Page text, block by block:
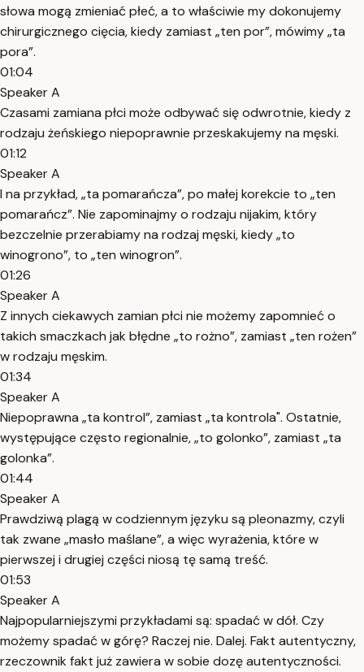
słowa mogą zmieniać płeć, a to właściwie my dokonujemy
chirurgicznego cięcia, kiedy zamiast „ten por”, mówimy „ta
pora”.
01:04
Speaker A
Czasami zamiana płci może odbywać się odwrotnie, kiedy z
rodzaju żeńskiego niepoprawnie przeskakujemy na męski.
01:12
Speaker A
I na przykład, „ta pomarańcza”, po małej korekcie to „ten
pomarańcz”. Nie zapominajmy o rodzaju nijakim, który
bezczelnie przerabiamy na rodzaj męski, kiedy „to
winogrono”, to „ten winogron”.
01:26
Speaker A
Z innych ciekawych zamian płci nie możemy zapomnieć o
takich smaczkach jak błędne „to rożno”, zamiast „ten rożen”
w rodzaju męskim.
01:34
Speaker A
Niepoprawna „ta kontrol”, zamiast „ta kontrola". Ostatnie,
występujące często regionalnie, „to golonko”, zamiast „ta
golonka”.
01:44
Speaker A
Prawdziwą plagą w codziennym języku są pleonazmy, czyli
tak zwane „masło maślane”, a więc wyrażenia, które w
pierwszej i drugiej części niosą tę samą treść.
01:53
Speaker A
Najpopularniejszymi przykładami są: spadać w dół. Czy
możemy spadać w górę? Raczej nie. Dalej. Fakt autentyczny,
rzeczownik fakt już zawiera w sobie dozę autentyczności.